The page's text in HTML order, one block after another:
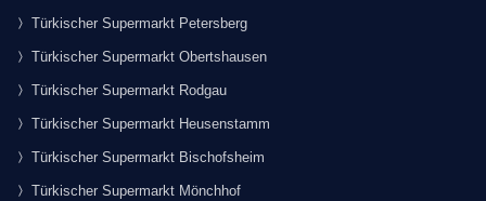
Türkischer Supermarkt Petersberg
Türkischer Supermarkt Obertshausen
Türkischer Supermarkt Rodgau
Türkischer Supermarkt Heusenstamm
Türkischer Supermarkt Bischofsheim
Türkischer Supermarkt Mönchhof